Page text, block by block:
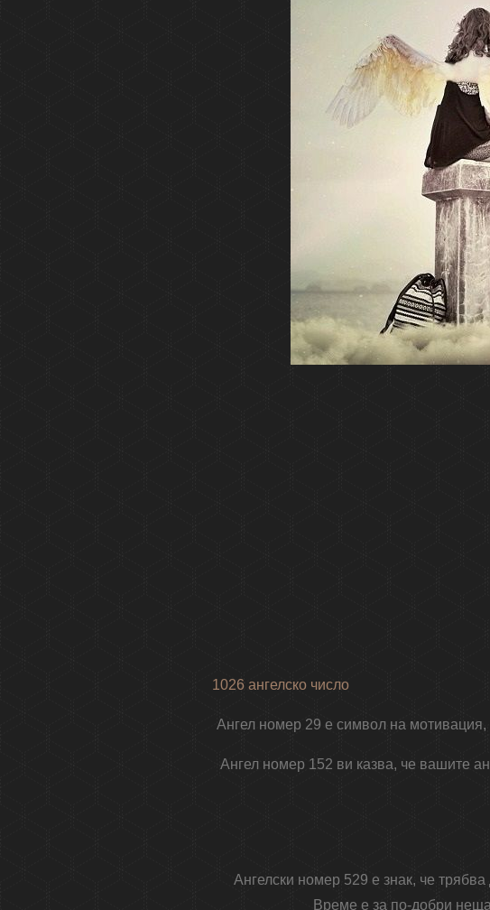
1026 ангелско число
Ангел номер 29 е символ на мотивация,
Ангел номер 152 ви казва, че вашите
Ангелски номер 529 е знак, че
Време е за по-добри